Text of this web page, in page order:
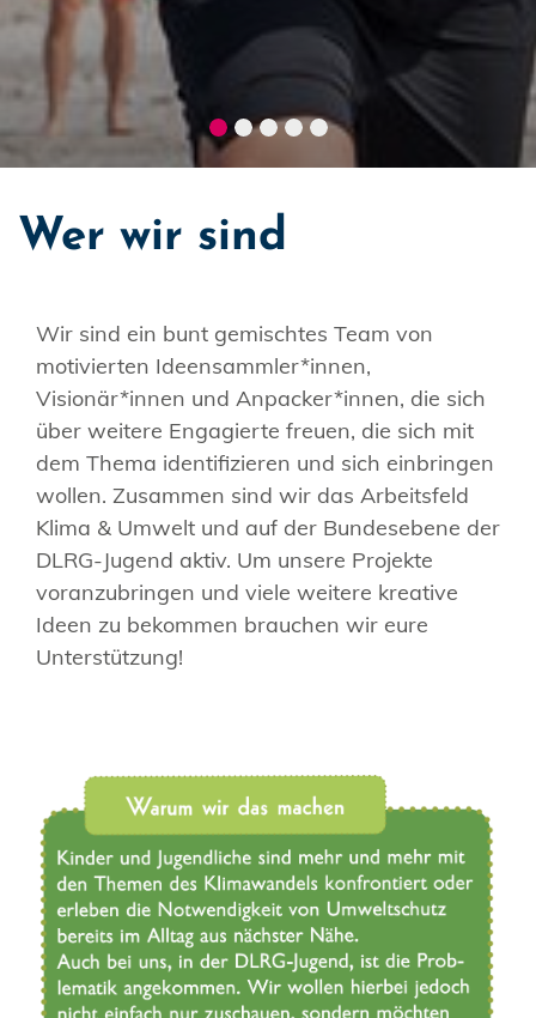
Wer wir sind
Wir sind ein bunt gemischtes Team von
motivierten Ideensammler*innen,
Visionär*innen und Anpacker*innen, die sich
über weitere Engagierte freuen, die sich mit
dem Thema identifizieren und sich einbringen
wollen. Zusammen sind wir das Arbeitsfeld
Klima & Umwelt und auf der Bundesebene der
DLRG-Jugend aktiv. Um unsere Projekte
voranzubringen und viele weitere kreative
Ideen zu bekommen brauchen wir eure
Unterstützung!